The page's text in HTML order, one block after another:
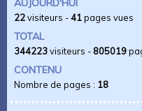
AUJOURD'HUI
22visiteurs -41pages vues
TOTAL
344223visiteurs - 805019
CONTENU
Nombre de pages : 18